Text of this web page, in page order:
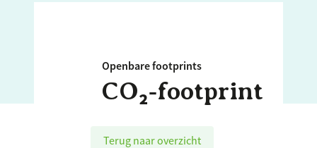
Openbare footprints
CO₂‑footprint
Terug naar overzicht